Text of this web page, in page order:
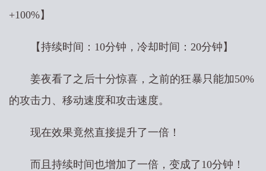
+100%】
【持续时间：10分钟，冷却时间：20分钟】
姜夜看了之后十分惊喜，之前的狂暴只能加50%
的攻击力、移动速度和攻击速度。
现在效果竟然直接提升了一倍！
而且持续时间也增加了一倍，变成了10分钟！